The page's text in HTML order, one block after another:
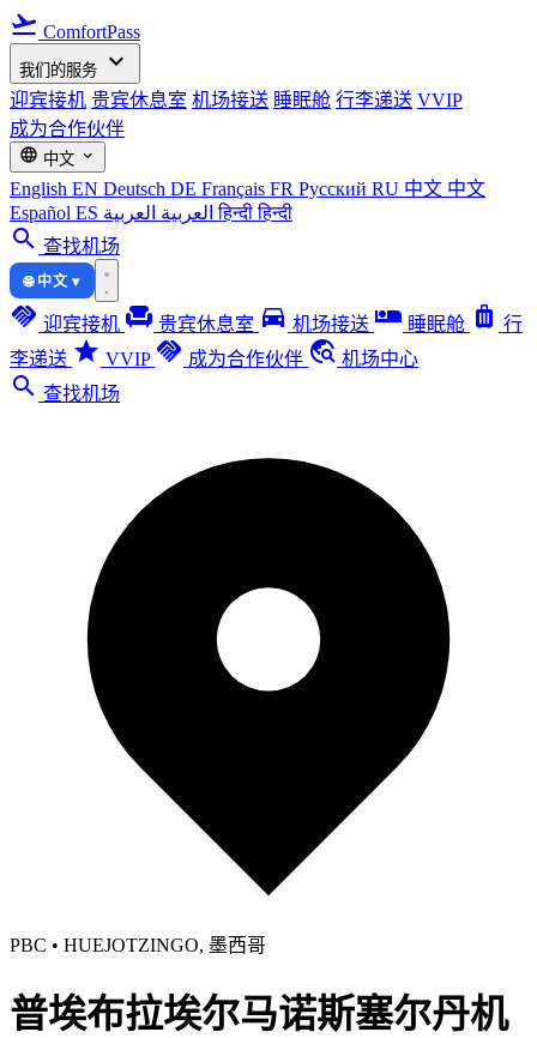
flight_takeoff ComfortPass
我们的服务 expand_more
迎宾接机 贵宾休息室 机场接送 睡眠舱 行李递送 VVIP
成为合作伙伴
language 中文 expand_more
English EN Deutsch DE Français FR Русский RU 中文 中文
Español ES العربية العربية हिन्दीहिन्दी
search 查找机场
🌐 中文 ▾
handshake 迎宾接机 chair 贵宾休息室 directions_car 机场接送 airline_seat_individual_suite 睡眠舱 luggage 行
李递送 star VVIP handshake 成为合作伙伴 travel_explore 机场中心
search 查找机场
PBC • HUEJOTZINGO, 墨西哥
普埃布拉埃尔马诺斯塞尔丹机